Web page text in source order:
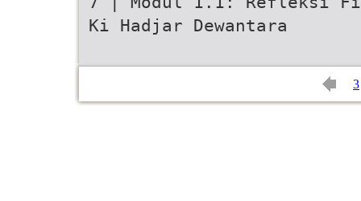
Ki Hadjar Dewantara
3